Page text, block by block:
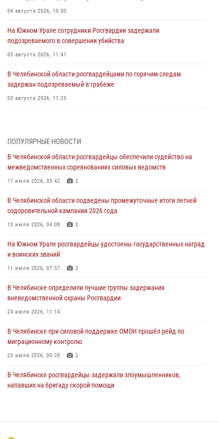
04 августа 2026, 10:00
На Южном Урале сотрудники Росгвардии задержали
подозреваемого в совершении убийства
03 августа 2026, 11:41
В Челябинской области росгвардейцами по горячим следам
задержан подозреваемый в грабеже
03 августа 2026, 11:25
03 августа 2026, 09:22 1
Авиация Росгвардии совершила более 250 санитарных вылетов в
Донецкой Народной Республике
31 июля 2026, 11:33
Росгвардия обеспечивает безопасность граждан на южном
направлении
31 июля 2026, 11:32
В Уральском округе Росгвардии состоялось заседание
оперативного штаба
30 июля 2026, 10:53
ПОПУЛЯРНЫЕ НОВОСТИ
В Челябинской области росгвардейцы обеспечили судейство на
межведомственных соревнованиях силовых ведомств
17 июля 2026, 03:42 2
В Челябинской области подведены промежуточные итоги летней
оздоровительной кампании 2026 года
13 июля 2026, 04:08 2
На Южном Урале росгвардейцы удостоены государственных наград
и воинских званий
11 июля 2026, 07:57 2
В Челябинске определили лучшие группы задержания
вневедомственной охраны Росгвардии
24 июля 2026, 11:14
В Челябинске при силовой поддержке ОМОН прошёл рейд по
миграционному контролю
23 июля 2026, 09:28 2
В Челябинске росгвардейцы задержали злоумышленников,
напавших на бригаду скорой помощи